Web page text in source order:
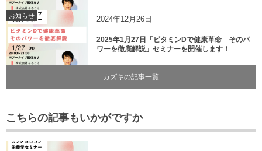
お知らせ 2024年12月26日
2025年1月27日「ビタミンDで健康革命 そのパ
ワーを徹底解説」セミナーを開催します！
カズキの記事一覧
こちらの記事もいかがですか